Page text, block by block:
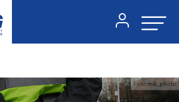
Foto:mik_photo